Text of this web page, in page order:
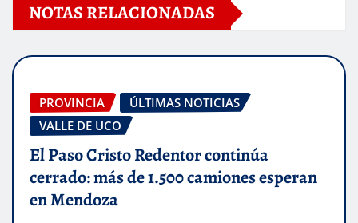
NOTAS RELACIONADAS
PROVINCIA
ÚLTIMAS NOTICIAS
VALLE DE UCO
El Paso Cristo Redentor continúa
cerrado: más de 1.500 camiones esperan
en Mendoza